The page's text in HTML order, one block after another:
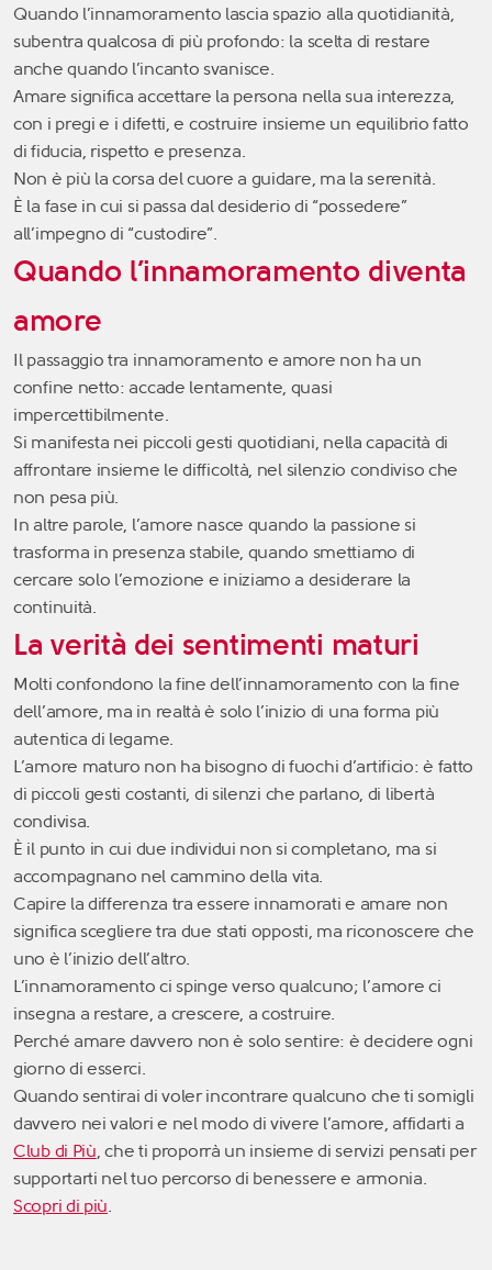
Quando l’innamoramento lascia spazio alla quotidianità,
subentra qualcosa di più profondo: la scelta di restare
anche quando l’incanto svanisce.
Amare significa accettare la persona nella sua interezza,
con i pregi e i difetti, e costruire insieme un equilibrio fatto
di fiducia, rispetto e presenza.
Non è più la corsa del cuore a guidare, ma la serenità.
È la fase in cui si passa dal desiderio di “possedere”
all’impegno di “custodire”.
Quando l’innamoramento diventa
amore
Il passaggio tra innamoramento e amore non ha un
confine netto: accade lentamente, quasi
impercettibilmente.
Si manifesta nei piccoli gesti quotidiani, nella capacità di
affrontare insieme le difficoltà, nel silenzio condiviso che
non pesa più.
In altre parole, l’amore nasce quando la passione si
trasforma in presenza stabile, quando smettiamo di
cercare solo l’emozione e iniziamo a desiderare la
continuità.
La verità dei sentimenti maturi
Molti confondono la fine dell’innamoramento con la fine
dell’amore, ma in realtà è solo l’inizio di una forma più
autentica di legame.
L’amore maturo non ha bisogno di fuochi d’artificio: è fatto
di piccoli gesti costanti, di silenzi che parlano, di libertà
condivisa.
È il punto in cui due individui non si completano, ma si
accompagnano nel cammino della vita.
Capire la differenza tra essere innamorati e amare non
significa scegliere tra due stati opposti, ma riconoscere che
uno è l’inizio dell’altro.
L’innamoramento ci spinge verso qualcuno; l’amore ci
insegna a restare, a crescere, a costruire.
Perché amare davvero non è solo sentire: è decidere ogni
giorno di esserci.
Quando sentirai di voler incontrare qualcuno che ti somigli
davvero nei valori e nel modo di vivere l’amore, affidarti a
Club di Più , che ti proporrà un insieme di servizi pensati per
supportarti nel tuo percorso di benessere e armonia.
Scopri di più